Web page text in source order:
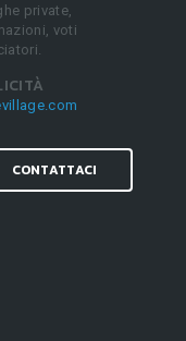
private,
voti
CONTATTACI